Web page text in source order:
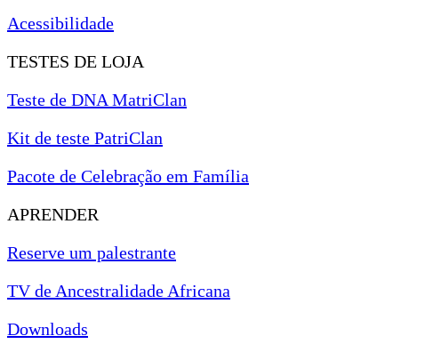
Acessibilidade
TESTES DE LOJA
Teste de DNA MatriClan
Kit de teste PatriClan
Pacote de Celebração em Família
APRENDER
Reserve um palestrante
TV de Ancestralidade Africana
Downloads